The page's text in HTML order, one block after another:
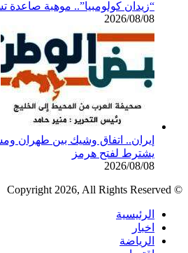
“زيدان كولومبيا”.. موهبة صاعدة
2026/08/08
إيران.. اتفاق وشيك بين طهران
يشترط لفتح هرمز
2026/08/08
© Copyright 2026, All Rights Reserved
الرئيسية
اخبار
الرياضة